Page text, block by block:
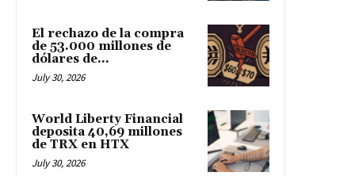
El rechazo de la compra
de 53.000 millones de
dólares de...
July 30, 2026
World Liberty Financial
deposita 40,69 millones
de TRX en HTX
July 30, 2026